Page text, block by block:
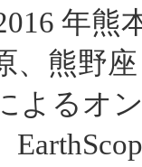
年熊
、熊野
よるオ